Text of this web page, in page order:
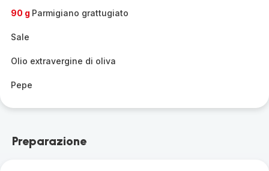
90 g Parmigiano grattugiato
Sale
Olio extravergine di oliva
Pepe
Preparazione